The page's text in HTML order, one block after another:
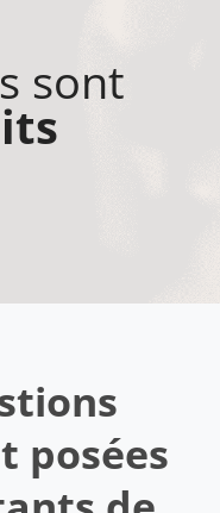
sont
posées